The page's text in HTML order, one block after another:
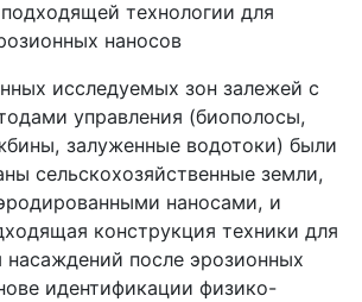
технологии для
наносов
исследуемых зон залежей с
управления (биополосы,
залуженные водотоки) были
сельскохозяйственные земли,
наносами, и
конструкция техники для
насаждений после эрозионных
идентификации физико-